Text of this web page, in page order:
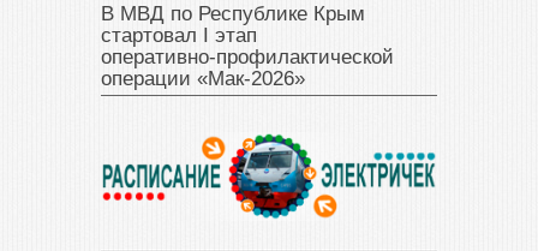
В МВД по Республике Крым
стартовал I этап
оперативно‑профилактической
операции «Мак‑2026»